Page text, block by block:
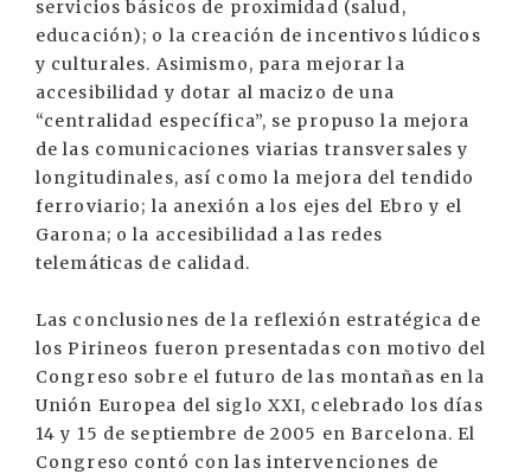
servicios básicos de proximidad (salud,
educación); o la creación de incentivos lúdicos
y culturales. Asimismo, para mejorar la
accesibilidad y dotar al macizo de una
“centralidad específica”, se propuso la mejora
de las comunicaciones viarias transversales y
longitudinales, así como la mejora del tendido
ferroviario; la anexión a los ejes del Ebro y el
Garona; o la accesibilidad a las redes
telemáticas de calidad.
Las conclusiones de la reflexión estratégica de
los Pirineos fueron presentadas con motivo del
Congreso sobre el futuro de las montañas en la
Unión Europea del siglo XXI, celebrado los días
14 y 15 de septiembre de 2005 en Barcelona. El
Congreso contó con las intervenciones de